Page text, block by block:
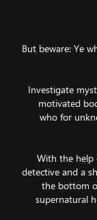
But beware: Ye
Investigate
motivated
who for
With the help
detective and a
the bottom
supernatural